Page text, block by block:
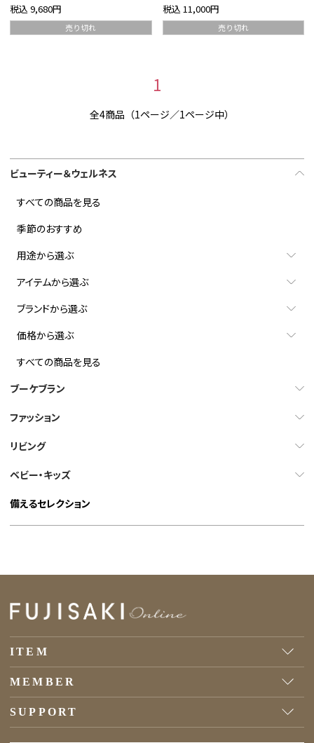
税込 9,680円
売り切れ
税込 11,000円
売り切れ
1
全4商品（1ページ／1ページ中）
ビューティー＆ウェルネス
すべての商品を見る
季節のおすすめ
用途から選ぶ
アイテムから選ぶ
ブランドから選ぶ
価格から選ぶ
すべての商品を見る
ブーケブラン
ファッション
リビング
ベビー・キッズ
備えるセレクション
ITEM
MEMBER
SUPPORT